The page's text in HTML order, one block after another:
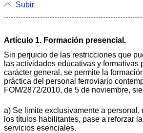
Subir
Artículo 1. Formación presencial.
Sin perjuicio de las restricciones que
las actividades educativas y formativas
carácter general, se permite la
práctica del personal ferroviario
FOM/2872/2010, de 5 de noviembre,
a) Se limite exclusivamente a personal,
los títulos habilitantes, pase a reforzar
servicios esenciales.